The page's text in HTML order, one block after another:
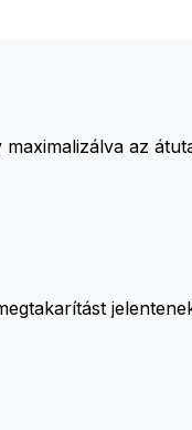
maximalizálva az